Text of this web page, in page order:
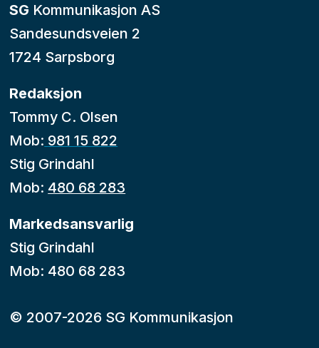
SG Kommunikasjon AS
Sandesundsveien 2
1724 Sarpsborg
Redaksjon
Tommy C. Olsen
Mob: 981 15 822
Stig Grindahl
Mob: 480 68 283
Markedsansvarlig
Stig Grindahl
Mob: 480 68 283
© 2007-2026 SG Kommunikasjon